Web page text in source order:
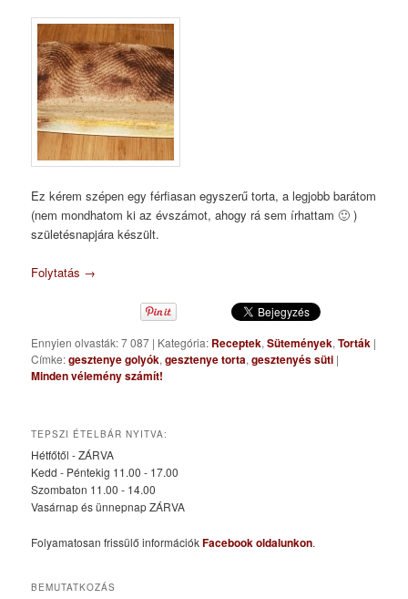
Ez kérem szépen egy férfiasan egyszerű torta, a legjobb barátom
(nem mondhatom ki az évszámot, ahogy rá sem írhattam 🙂 )
születésnapjára készült.
Folytatás →
Ennyien olvasták: 7 087 | Kategória: Receptek,Sütemények,Torták |
Címke:gesztenye golyók,gesztenye torta,gesztenyés süti |
Minden vélemény számít!
TEPSZI ÉTELBÁR NYITVA:
Hétfőtől - ZÁRVA
Kedd - Péntekig 11.00 - 17.00
Szombaton 11.00 - 14.00
Vasárnap és ünnepnap ZÁRVA
Folyamatosan frissülő információkFacebook oldalunkon.
BEMUTATKOZÁS